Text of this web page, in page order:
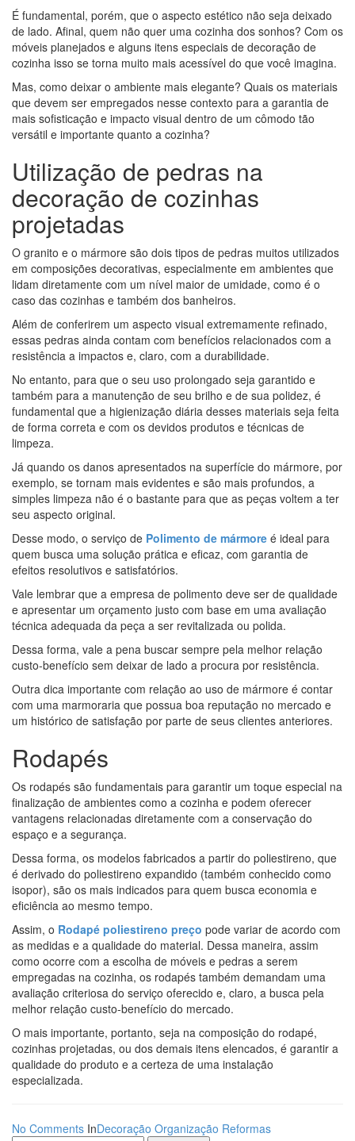
É fundamental, porém, que o aspecto estético não seja deixado
de lado. Afinal, quem não quer uma cozinha dos sonhos? Com os
móveis planejados e alguns itens especiais de decoração de
cozinha isso se torna muito mais acessível do que você imagina.
Mas, como deixar o ambiente mais elegante? Quais os materiais
que devem ser empregados nesse contexto para a garantia de
mais sofisticação e impacto visual dentro de um cômodo tão
versátil e importante quanto a cozinha?
Utilização de pedras na
decoração de cozinhas
projetadas
O granito e o mármore são dois tipos de pedras muitos utilizados
em composições decorativas, especialmente em ambientes que
lidam diretamente com um nível maior de umidade, como é o
caso das cozinhas e também dos banheiros.
Além de conferirem um aspecto visual extremamente refinado,
essas pedras ainda contam com benefícios relacionados com a
resistência a impactos e, claro, com a durabilidade.
No entanto, para que o seu uso prolongado seja garantido e
também para a manutenção de seu brilho e de sua polidez, é
fundamental que a higienização diária desses materiais seja feita
de forma correta e com os devidos produtos e técnicas de
limpeza.
Já quando os danos apresentados na superfície do mármore, por
exemplo, se tornam mais evidentes e são mais profundos, a
simples limpeza não é o bastante para que as peças voltem a ter
seu aspecto original.
Desse modo, o serviço de Polimento de mármore é ideal para
quem busca uma solução prática e eficaz, com garantia de
efeitos resolutivos e satisfatórios.
Vale lembrar que a empresa de polimento deve ser de qualidade
e apresentar um orçamento justo com base em uma avaliação
técnica adequada da peça a ser revitalizada ou polida.
Dessa forma, vale a pena buscar sempre pela melhor relação
custo-benefício sem deixar de lado a procura por resistência.
Outra dica importante com relação ao uso de mármore é contar
com uma marmoraria que possua boa reputação no mercado e
um histórico de satisfação por parte de seus clientes anteriores.
Rodapés
Os rodapés são fundamentais para garantir um toque especial na
finalização de ambientes como a cozinha e podem oferecer
vantagens relacionadas diretamente com a conservação do
espaço e a segurança.
Dessa forma, os modelos fabricados a partir do poliestireno, que
é derivado do poliestireno expandido (também conhecido como
isopor), são os mais indicados para quem busca economia e
eficiência ao mesmo tempo.
Assim, o Rodapé poliestireno preço pode variar de acordo com
as medidas e a qualidade do material. Dessa maneira, assim
como ocorre com a escolha de móveis e pedras a serem
empregadas na cozinha, os rodapés também demandam uma
avaliação criteriosa do serviço oferecido e, claro, a busca pela
melhor relação custo-benefício do mercado.
O mais importante, portanto, seja na composição do rodapé,
cozinhas projetadas, ou dos demais itens elencados, é garantir a
qualidade do produto e a certeza de uma instalação
especializada.
No Comments InDecoração Organização Reformas